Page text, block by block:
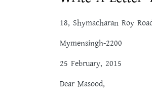
18, Shymacharan Roy
Mymensingh-2200
25 February, 2015
Dear Masood,